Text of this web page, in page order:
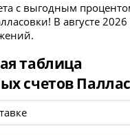
с выгодным
В августе 2026
таблица
счетов